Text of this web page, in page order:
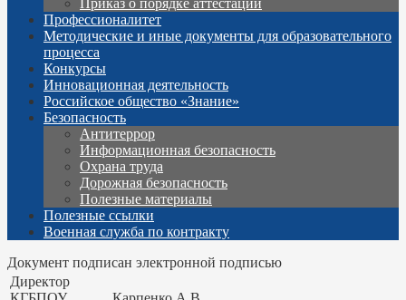
Приказ о порядке аттестации
Профессионалитет
Методические и иные документы для образовательного
процесса
Конкурсы
Инновационная деятельность
Российское общество «Знание»
Безопасность
Антитеррор
Информационная безопасность
Охрана труда
Дорожная безопасность
Полезные материалы
Полезные ссылки
Военная служба по контракту
Документ подписан электронной подписью
Директор